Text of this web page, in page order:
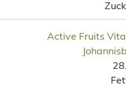
Active Fruits